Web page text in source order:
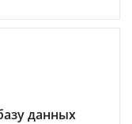
данных